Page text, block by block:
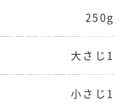
250g
大さじ1
小さじ1